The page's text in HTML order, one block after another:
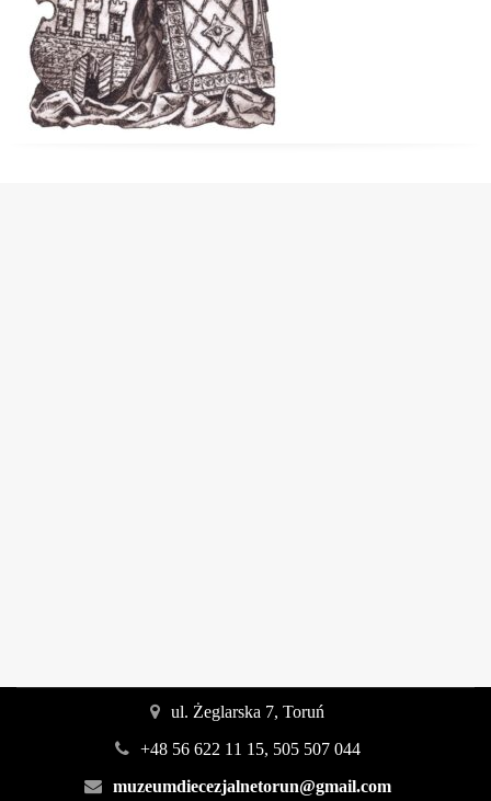
ul. Żeglarska 7, Toruń
+48 56 622 11 15, 505 507 044
muzeumdiecezjalnetorun@gmail.com